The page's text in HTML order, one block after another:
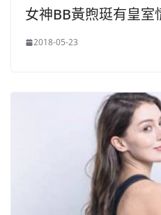
女神BB黃煦珽有皇室
2018-05-23